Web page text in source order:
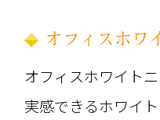
オフィスホワ
オフィスホワイト
実感できるホワイ